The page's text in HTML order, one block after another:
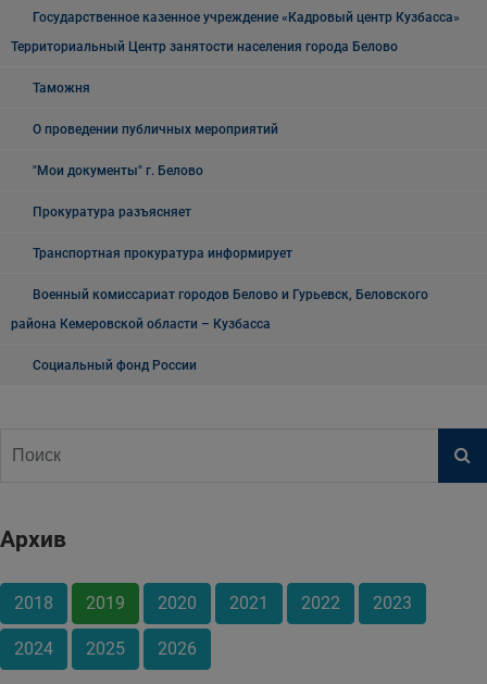
Государственное казенное учреждение «Кадровый центр Кузбасса»
Территориальный Центр занятости населения города Белово
Таможня
О проведении публичных мероприятий
"Мои документы" г. Белово
Прокуратура разъясняет
Транспортная прокуратура информирует
Военный комиссариат городов Белово и Гурьевск, Беловского
района Кемеровской области – Кузбасса
Социальный фонд России
Архив
2018 2019 2020 2021 2022 2023
2024 2025 2026